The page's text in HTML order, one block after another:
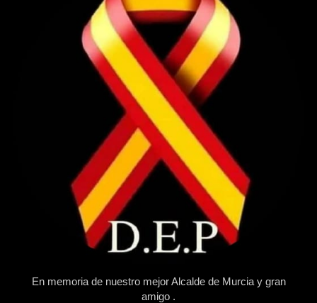
En memoria de nuestro mejor Alcalde de Murcia y gran
amigo .